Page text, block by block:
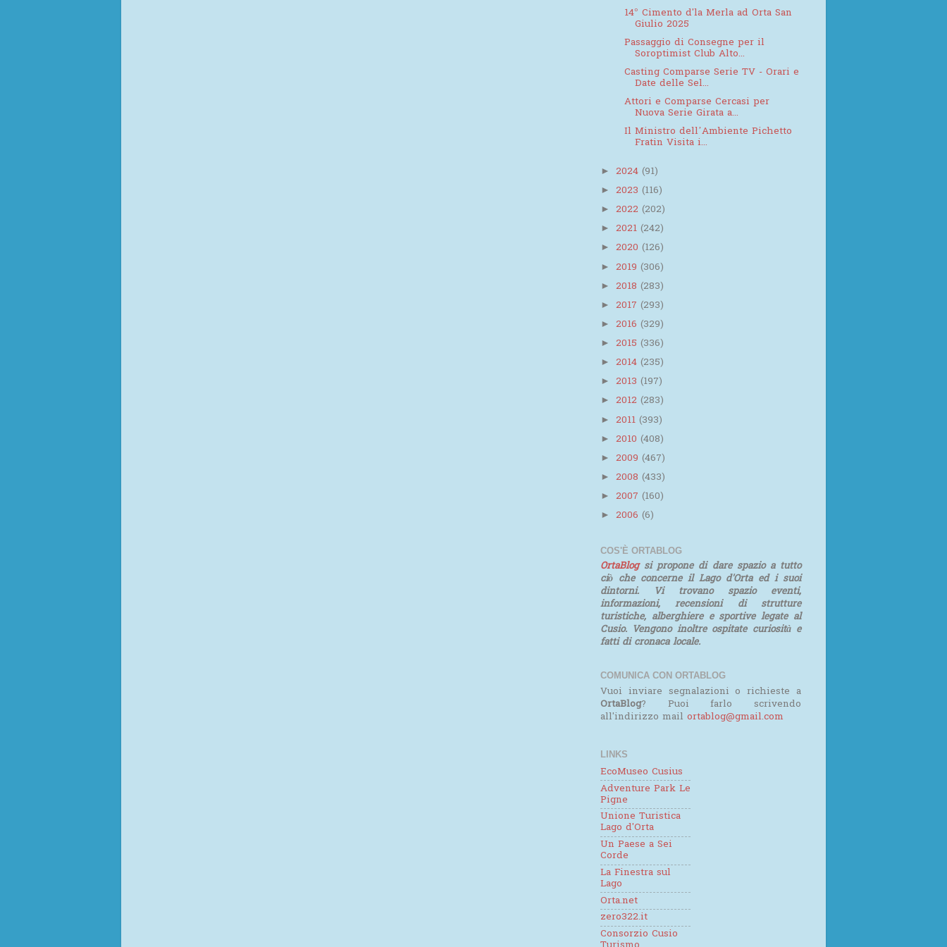
14° Cimento d'la Merla ad Orta San
Giulio 2025
Passaggio di Consegne per il
Soroptimist Club Alto...
Casting Comparse Serie TV - Orari e
Date delle Sel...
Attori e Comparse Cercasi per
Nuova Serie Girata a...
Il Ministro dell’Ambiente Pichetto
Fratin Visita i...
► 2024 (91)
► 2023 (116)
► 2022 (202)
► 2021 (242)
► 2020 (126)
► 2019 (306)
► 2018 (283)
► 2017 (293)
► 2016 (329)
► 2015 (336)
► 2014 (235)
► 2013 (197)
► 2012 (283)
► 2011 (393)
► 2010 (408)
► 2009 (467)
► 2008 (433)
► 2007 (160)
► 2006 (6)
COS'È ORTABLOG
OrtaBlog si propone di dare spazio a tutto
ciò che concerne il Lago d'Orta ed i suoi
dintorni. Vi trovano spazio eventi,
informazioni, recensioni di strutture
turistiche, alberghiere e sportive legate al
Cusio. Vengono inoltre ospitate curiosità e
fatti di cronaca locale.
COMUNICA CON ORTABLOG
Vuoi inviare segnalazioni o richieste a
OrtaBlog? Puoi farlo scrivendo
all'indirizzo mail ortablog@gmail.com
LINKS
EcoMuseo Cusius
Adventure Park Le
Pigne
Unione Turistica
Lago d'Orta
Un Paese a Sei
Corde
La Finestra sul
Lago
Orta.net
zero322.it
Consorzio Cusio